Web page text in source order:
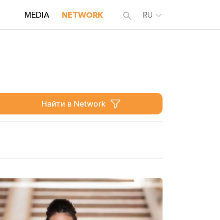
MEDIA NETWORK RU
Найти в Network